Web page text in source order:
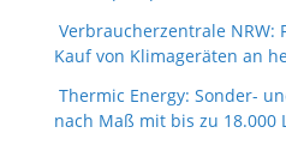
Verbraucherzentrale NRW:
Kauf von Klimageräten an
Thermic Energy: Sonder-
nach Maß mit bis zu 18.000